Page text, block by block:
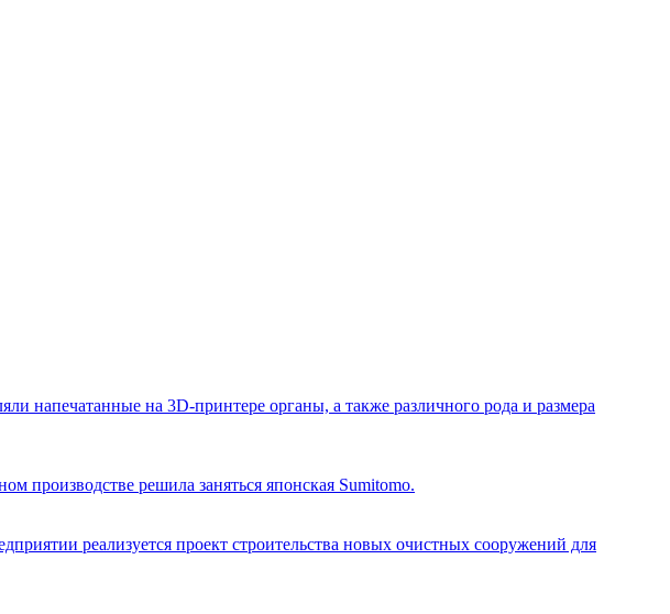
напечатанные на 3D-принтере органы, а также различного рода и размера
производстве решила заняться японская Sumitomo.
реализуется проект строительства новых очистных сооружений для